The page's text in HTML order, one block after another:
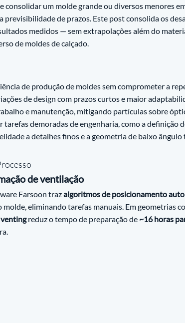
consolidar um molde grande ou diversos menores
previsibilidade de prazos. Este post consolida os
medidos — sem extrapolações além do
de moldes de calçado.
de produção de moldes sem comprometer a
de design com prazos curtos e maior
e manutenção, mitigando partículas sobre
demoradas de engenharia, como a definição
a detalhes finos e a geometria de baixo ângulo
de ventilação
Farsoon traz algoritmos de posicionamento
eliminando tarefas manuais. Em geometrias
venting reduz o tempo de preparação de ~16 horas